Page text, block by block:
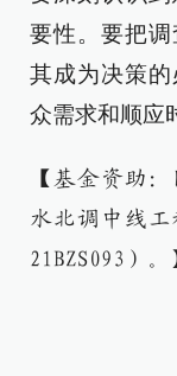
要性。要把
其成为决策
众需求和顺应
【基金资助
水北调中线
21BZS093）。